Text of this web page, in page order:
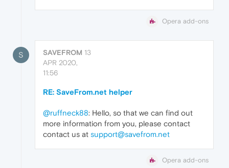
Opera add-ons
S SAVEFROM 13
APR 2020,
11:56
RE: SaveFrom.net helper
@ruffneck88: Hello, so that we can find out
more information from you, please contact
contact us at support@savefrom.net
Opera add-ons